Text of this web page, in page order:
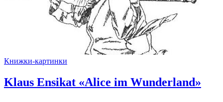
Книжки-картинки
Klaus Ensikat «Alice im Wunderland»